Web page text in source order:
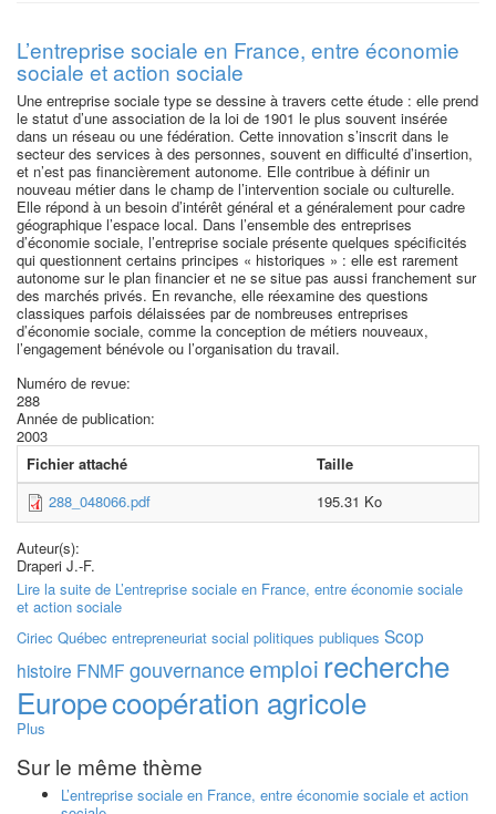
L’entreprise sociale en France, entre économie
sociale et action sociale
Une entreprise sociale type se dessine à travers cette étude : elle prend
le statut d’une association de la loi de 1901 le plus souvent insérée
dans un réseau ou une fédération. Cette innovation s’inscrit dans le
secteur des services à des personnes, souvent en difficulté d’insertion,
et n’est pas financièrement autonome. Elle contribue à définir un
nouveau métier dans le champ de l’intervention sociale ou culturelle.
Elle répond à un besoin d’intérêt général et a généralement pour cadre
géographique l’espace local. Dans l’ensemble des entreprises
d’économie sociale, l’entreprise sociale présente quelques spécificités
qui questionnent certains principes « historiques » : elle est rarement
autonome sur le plan financier et ne se situe pas aussi franchement sur
des marchés privés. En revanche, elle réexamine des questions
classiques parfois délaissées par de nombreuses entreprises
d’économie sociale, comme la conception de métiers nouveaux,
l’engagement bénévole ou l’organisation du travail.
Numéro de revue:
288
Année de publication:
2003
Fichier attaché
Taille
288_048066.pdf
195.31 Ko
Auteur(s):
Draperi J.-F.
Lire la suite de L’entreprise sociale en France, entre économie sociale
et action sociale
Ciriec Québec entrepreneuriat social politiques publiques Scop
histoire FNMF gouvernanceemploi recherche
Europecoopération agricole
Plus
Sur le même thème
L’entreprise sociale en France, entre économie sociale et action